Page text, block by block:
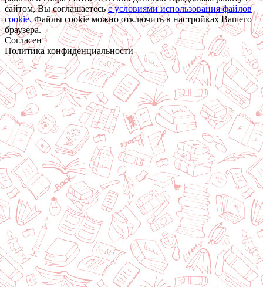
сайтом, Вы соглашаетесьc условиями использования файлов
cookie.Файлы cookie можно отключить в настройках Вашего
браузера.
Согласен
Политика конфиденциальности